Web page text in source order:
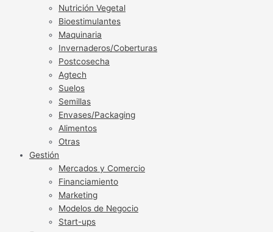
Nutrición Vegetal
Bioestimulantes
Maquinaria
Invernaderos/Coberturas
Postcosecha
Agtech
Suelos
Semillas
Envases/Packaging
Alimentos
Otras
Gestión
Mercados y Comercio
Financiamiento
Marketing
Modelos de Negocio
Start-ups